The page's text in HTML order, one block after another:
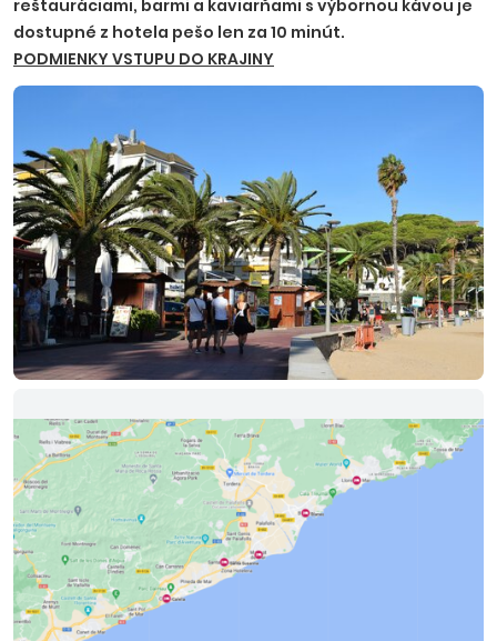
reštauráciami, barmi a kaviarňami s výbornou kávou je
dostupné z hotela pešo len za 10 minút.
PODMIENKY VSTUPU DO KRAJINY